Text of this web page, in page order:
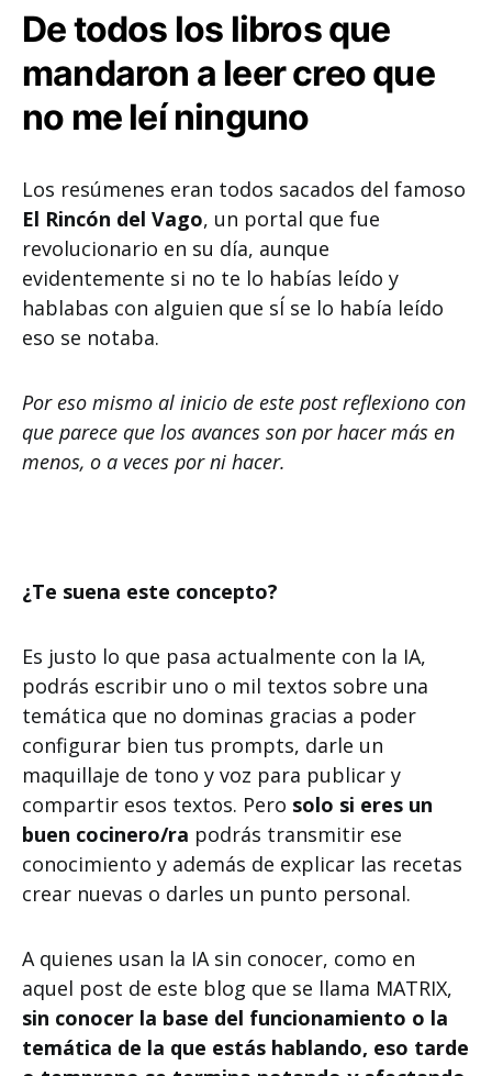
De todos los libros que
mandaron a leer creo que
no me leí ninguno
Los resúmenes eran todos sacados del famoso
El Rincón del Vago, un portal que fue
revolucionario en su día, aunque
evidentemente si no te lo habías leído y
hablabas con alguien que sÍ se lo había leído
eso se notaba.
Por eso mismo al inicio de este post reflexiono con
que parece que los avances son por hacer más en
menos, o a veces por ni hacer.
¿Te suena este concepto?
Es justo lo que pasa actualmente con la IA,
podrás escribir uno o mil textos sobre una
temática que no dominas gracias a poder
configurar bien tus prompts, darle un
maquillaje de tono y voz para publicar y
compartir esos textos. Pero solo si eres un
buen cocinero/ra podrás transmitir ese
conocimiento y además de explicar las recetas
crear nuevas o darles un punto personal.
A quienes usan la IA sin conocer, como en
aquel post de este blog que se llama MATRIX,
sin conocer la base del funcionamiento o la
temática de la que estás hablando, eso tarde